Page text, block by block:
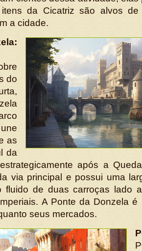
da Cicatriz são alvos
a cidade.
do
as
da
após a
via principal e possui uma
fluido de duas carroças lado
A Ponte da Donzela
seus mercados.